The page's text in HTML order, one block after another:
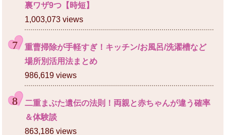
裏ワザ9つ【時短】
1,003,073 views
重曹掃除が手軽すぎ！キッチン/お風呂/洗濯槽など
場所別活用法まとめ
986,619 views
二重まぶた遺伝の法則！両親と赤ちゃんが違う確率
＆体験談
863,186 views